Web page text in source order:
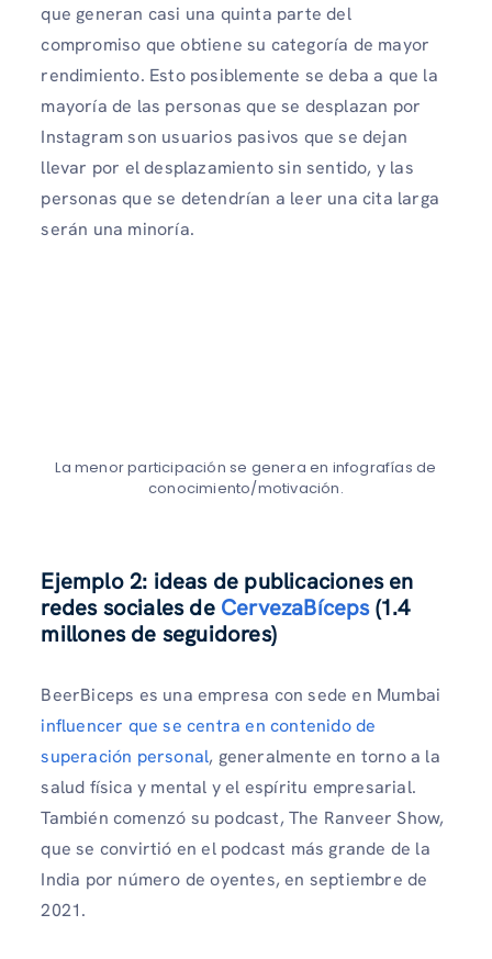
que generan casi una quinta parte del
compromiso que obtiene su categoría de mayor
rendimiento. Esto posiblemente se deba a que la
mayoría de las personas que se desplazan por
Instagram son usuarios pasivos que se dejan
llevar por el desplazamiento sin sentido, y las
personas que se detendrían a leer una cita larga
serán una minoría.
La menor participación se genera en infografías de
conocimiento/motivación.
Ejemplo 2: ideas de publicaciones en
redes sociales de CervezaBíceps(1.4
millones de seguidores)
BeerBiceps es una empresa con sede en Mumbai
influencer que se centra en contenido de
superación personal, generalmente en torno a la
salud física y mental y el espíritu empresarial.
También comenzó su podcast, The Ranveer Show,
que se convirtió en el podcast más grande de la
India por número de oyentes, en septiembre de
2021.